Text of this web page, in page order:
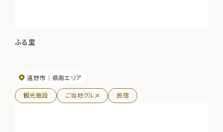
ふる里
遠野市 県南エリア
観光施設 ご当地グルメ 民宿